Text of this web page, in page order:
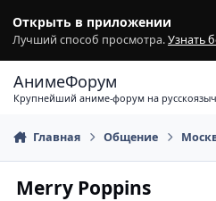
Открыть в приложении
Лучший способ просмотра.Узнать
АнимеФорум
Крупнейший аниме-форум на
Главная Общение
Merry Poppins